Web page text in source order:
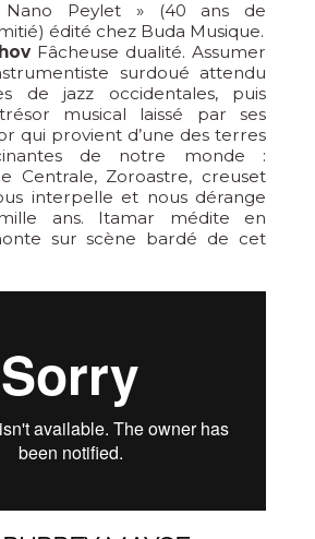
Nano Peylet » (40 ans de
édité chez Buda Musique.
Fâcheuse dualité. Assumer
surdoué attendu
de jazz occidentales, puis
musical laissé par ses
qui provient d’une des terres
de notre monde :
Centrale, Zoroastre, creuset
interpelle et nous dérange
ans. Itamar médite en
sur scène bardé de cet